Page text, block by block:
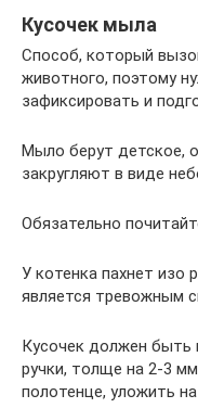
Кусочек мыла
Способ, который
животного, поэтому
зафиксировать и
Мыло берут детское,
закругляют в виде
Обязательно
У котенка пахнет изо
является тревожным
Кусочек должен быть
ручки, толще на 2-3
полотенце, уложить